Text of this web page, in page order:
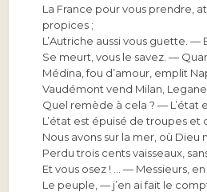
La France pour vous prendre,
propices ;
L’Autriche aussi vous guette. —
Se meurt, vous le savez. —
Médina, fou d’amour, emplit
Vaudémont vend Milan,
Quel remède à cela ? — L’état
L’état est épuisé de troupes et
Nous avons sur la mer, où Dieu
Perdu trois cents vaisseaux,
Et vous osez ! … — Messieurs,
Le peuple, — j’en ai fait le